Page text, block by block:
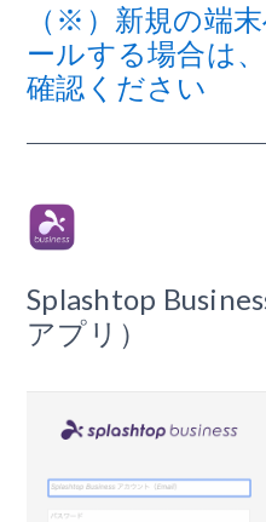
（※）新規の端
ールする場合は
確認ください
Splashtop
アプリ）